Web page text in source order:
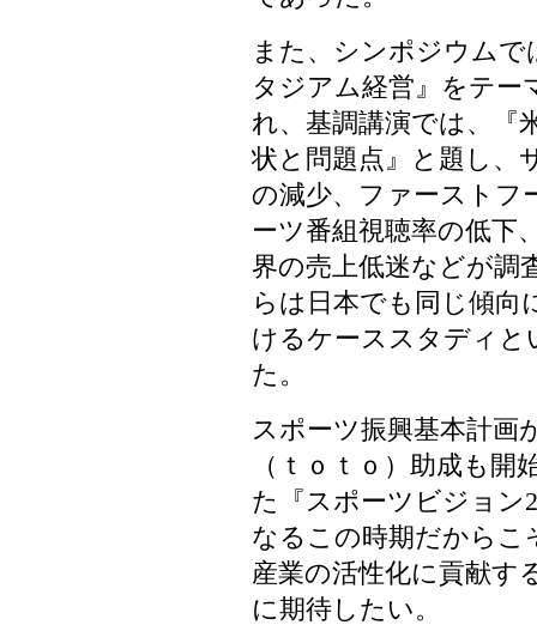
また、シンポジウム
タジアム経営』をテー
れ、基調講演では、『
状と問題点』と題し、
の減少、ファーストフ
ーツ番組視聴率の低下
界の売上低迷などが調
らは日本でも同じ傾向
けるケーススタディと
た。
スポーツ振興基本計画
（ｔｏｔｏ）助成も
た『スポーツビジョン
なるこの時期だからこ
産業の活性化に貢献す
に期待したい。